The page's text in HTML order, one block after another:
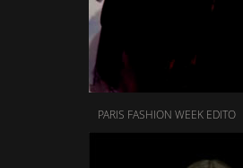
PARIS FASHION WEEK EDITO